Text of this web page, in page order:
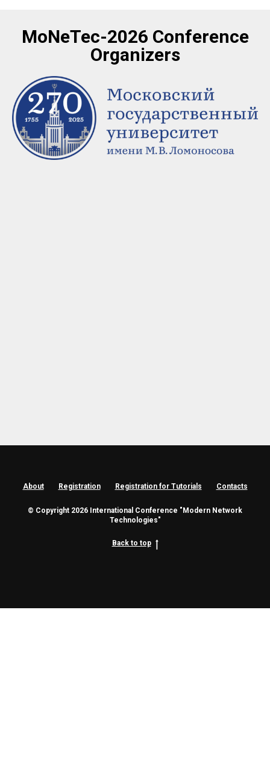
MoNeTec-2026 Conference
Organizers
About Registration Registration for Tutorials Contacts
© Copyright 2026 International Conference "Modern Network
Technologies"
Back to top